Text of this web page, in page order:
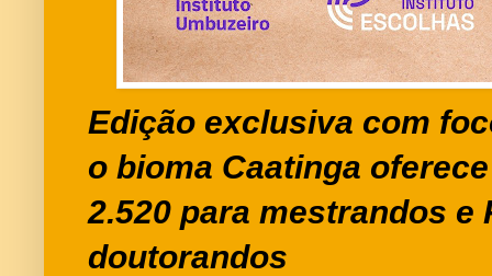
Edição exclusiva com
o bioma Caatinga
2.520 para mestrandos e
doutorandos